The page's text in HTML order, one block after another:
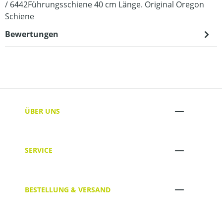
/ 6442Führungsschiene 40 cm Länge. Original Oregon
Schiene
Bewertungen
ÜBER UNS
SERVICE
BESTELLUNG & VERSAND